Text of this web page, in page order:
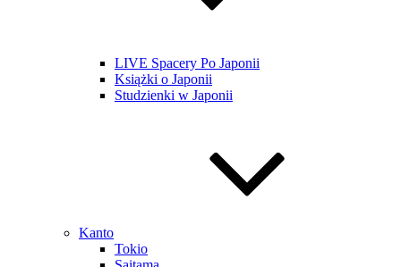
LIVE Spacery Po Japonii
Książki o Japonii
Studzienki w Japonii
Kanto
Tokio